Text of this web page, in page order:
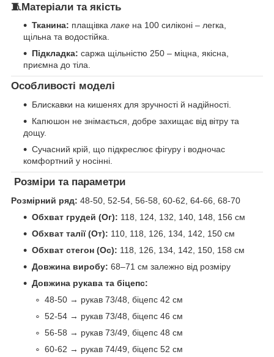
🧵Матеріали та якість
Тканина: плащівкалаке на 100 силіконі – легка,
щільна та водостійка.
Підкладка: саржа щільністю 250 – міцна, якісна,
приємна до тіла.
Особливості моделі
Блискавки на кишенях для зручності й надійності.
Капюшон не знімається, добре захищає від вітру та
дощу.
Сучасний крій, що підкреслює фігуру і водночас
комфортний у носінні.
Розміри та параметри
Розмірний ряд: 48-50, 52-54, 56-58, 60-62, 64-66, 68-70
Обхват грудей (Ог): 118, 124, 132, 140, 148, 156 см
Обхват талії (От): 110, 118, 126, 134, 142, 150 см
Обхват стегон (Ос): 118, 126, 134, 142, 150, 158 см
Довжина виробу: 68–71 см залежно від розміру
Довжина рукава та біцепс:
48-50 → рукав 73/48, біцепс 42 см
52-54 → рукав 73/48, біцепс 46 см
56-58 → рукав 73/49, біцепс 48 см
60-62 → рукав 74/49, біцепс 52 см